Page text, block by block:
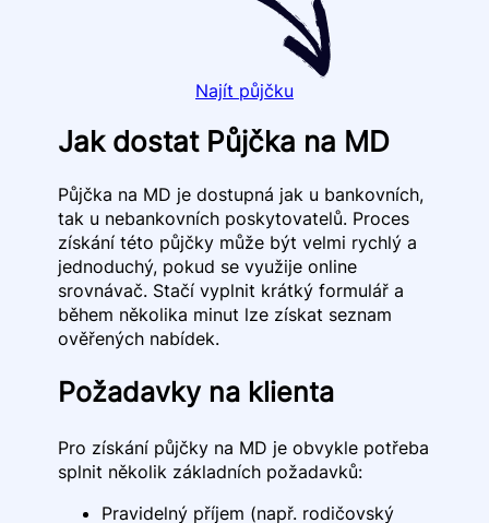
Najít půjčku
Jak dostat Půjčka na MD
Půjčka na MD je dostupná jak u bankovních,
tak u nebankovních poskytovatelů. Proces
získání této půjčky může být velmi rychlý a
jednoduchý, pokud se využije online
srovnávač. Stačí vyplnit krátký formulář a
během několika minut lze získat seznam
ověřených nabídek.
Požadavky na klienta
Pro získání půjčky na MD je obvykle potřeba
splnit několik základních požadavků:
Pravidelný příjem (např. rodičovský